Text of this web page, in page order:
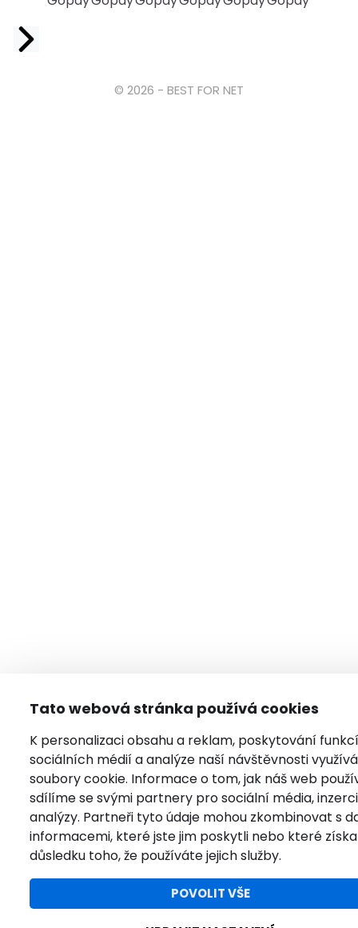
Tato webová stránka používá cookies
K personalizaci obsahu a reklam, poskytování funkcí
sociálních médií a analýze naší návštěvnosti
soubory cookie. Informace o tom, jak náš web
sdílíme se svými partnery pro sociální média,
analýzy. Partneři tyto údaje mohou zkombinovat s
informacemi, které jste jim poskytli nebo které
důsledku toho, že používáte jejich služby.
POVOLIT VŠE
© 2026 - BEST FOR NET